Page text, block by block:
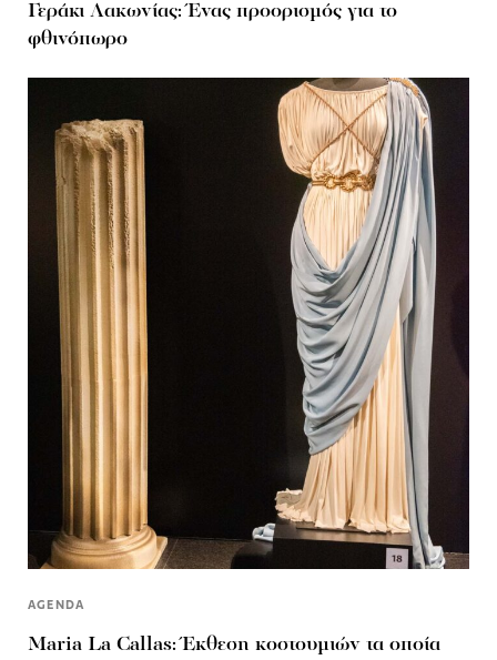
Γεράκι Λακωνίας: Ένας προορισμός για το
φθινόπωρο
AGENDA
Μaria La Callas: Έκθεση κοστουμιών τα οποία